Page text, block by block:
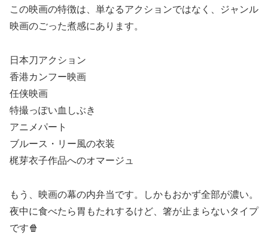
この映画の特徴は、単なるアクションではなく、ジャンル
映画のごった煮感にあります。
日本刀アクション
香港カンフー映画
任侠映画
特撮っぽい血しぶき
アニメパート
ブルース・リー風の衣装
梶芽衣子作品へのオマージュ
もう、映画の幕の内弁当です。しかもおかず全部が濃い。
夜中に食べたら胃もたれするけど、箸が止まらないタイプ
です🍿